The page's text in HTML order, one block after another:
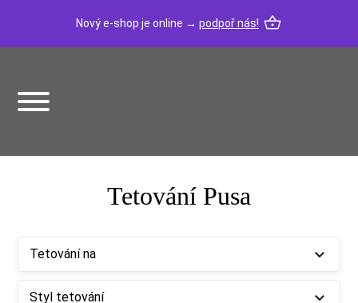
Nový e-shop je online → podpoř nás!
Tetování Pusa
Tetování na
Styl tetování